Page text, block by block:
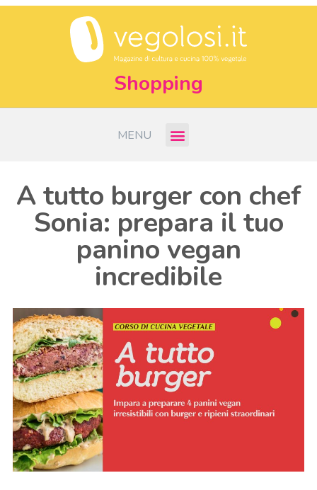
Shopping
MENU
A tutto burger con chef
Sonia: prepara il tuo
panino vegan
incredibile